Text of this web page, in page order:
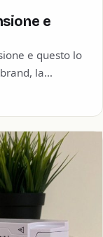
e
e questo lo
la